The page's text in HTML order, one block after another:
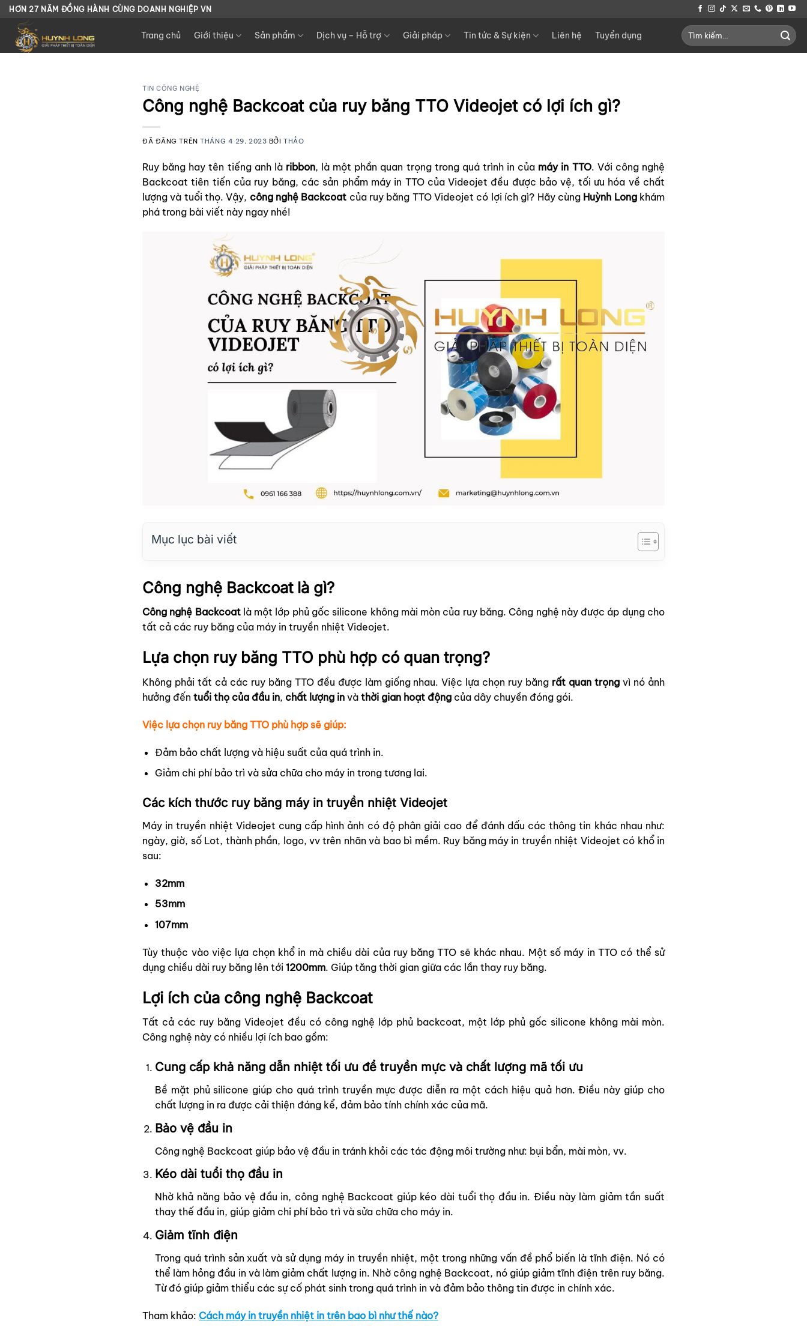
Chuyển
dung
HƠN 27 NĂM ĐỒNG HÀNH CÙNG DOANH NGHIỆP VN
Trang chủ Giới thiệu Sản phẩm Dịch vụ – Hỗ trợ Giải pháp Tin tức & Sự kiện Liên hệ Tuyển dụng
Tìm
kiếm:
TIN CÔNG NGHỆ
Công nghệ Backcoat của ruy băng TTO Videojet có lợi ích gì?
ĐÃ ĐĂNG TRÊNTHÁNG 4 29, 2023 BỞITHẢO
Ruy băng hay tên tiếng anh là ribbon, là một phần quan trọng trong quá trình in của máy in TTO. Với công nghệ
Backcoat tiên tiến của ruy băng, các sản phẩm máy in TTOcủa Videojet đều được bảo vệ, tối ưu hóa về chất
lượng và tuổi thọ. Vậy, công nghệ Backcoat của ruy băng TTO Videojet có lợi ích gì? Hãy cùng Huỳnh Longkhám
phá trong bài viết này ngay nhé!
Mục lục bài viết
Công nghệ Backcoat là gì?
Công nghệ Backcoatlà một lớp phủ gốc silicone không mài mòn của ruy băng. Công nghệ này được áp dụng cho
tất cả các ruy băng của máy in truyền nhiệt Videojet.
Lựa chọn ruy băng TTO phù hợp có quan trọng?
Không phải tất cả các ruy băng TTO đều được làm giống nhau. Việc lựa chọn ruy băng rất quan trọng vì nó ảnh
hưởng đến tuổi thọ của đầu in, chất lượng in và thời gian hoạt động của dây chuyền đóng gói.
Việc lựa chọn ruy băng TTO phù hợp sẽ giúp:
Đảm bảo chất lượng và hiệu suất của quá trình in.
Giảm chi phí bảo trì và sửa chữa cho máy in trong tương lai.
Các kích thước ruy băng máy in truyền nhiệt Videojet
Máy in truyền nhiệt Videojet cung cấp hình ảnh có độ phân giải cao để đánh dấu các thông tin khác nhau như:
ngày, giờ, số Lot, thành phần, logo, vv trên nhãn và bao bì mềm. Ruy băng máy in truyền nhiệt Videojet có khổ in
sau:
32mm
53mm
107mm
Tùy thuộc vào việc lựa chọn khổ in mà chiều dài của ruy băng TTO sẽ khác nhau. Một số máy in TTO có thể sử
dụng chiều dài ruy băng lên tới 1200mm. Giúp tăng thời gian giữa các lần thay ruy băng.
Lợi ích của công nghệ Backcoat
Tất cả các ruy băng Videojet đều có công nghệ lớp phủ backcoat, một lớp phủ gốc silicone không mài mòn.
Công nghệ này có nhiều lợi ích bao gồm:
Cung cấp khả năng dẫn nhiệt tối ưu để truyền mực và chất lượng mã tối ưu
Bề mặt phủ silicone giúp cho quá trình truyền mực được diễn ra một cách hiệu quả hơn. Điều này giúp cho
chất lượng in ra được cải thiện đáng kể, đảm bảo tính chính xác của mã.
Bảo vệ đầu in
Công nghệ Backcoat giúp bảo vệ đầu in tránh khỏi các tác động môi trường như: bụi bẩn, mài mòn, vv.
Kéo dài tuổi thọ đầu in
Nhờ khả năng bảo vệ đầu in, công nghệ Backcoat giúp kéo dài tuổi thọ đầu in. Điều này làm giảm tần suất
thay thế đầu in, giúp giảm chi phí bảo trì và sửa chữa cho máy in.
Giảm tĩnh điện
Trong quá trình sản xuất và sử dụng máy in truyền nhiệt, một trong những vấn đề phổ biến là tĩnh điện. Nó có
thể làm hỏng đầu in và làm giảm chất lượng in. Nhờ công nghệ Backcoat, nó giúp giảm tĩnh điện trên ruy băng.
Từ đó giúp giảm thiểu các sự cố phát sinh trong quá trình in và đảm bảo thông tin được in chính xác.
Tham khảo: Cách máy in truyền nhiệt in trên bao bì như thế nào?